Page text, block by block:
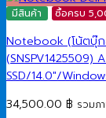
มีสินค้า ซื้อครบ
Notebook (โน้ตบุ๊ก
(SNSPV1425509)
SSD/14.0″/
34,500.00 ฿ รวมภ